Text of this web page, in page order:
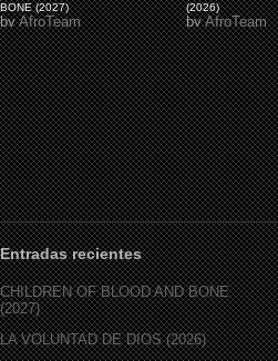
BONE (2027)
byAfroTeam
(2026)
byAfroTeam
Entradas recientes
CHILDREN OF BLOOD AND BONE
(2027)
LA VOLUNTAD DE DIOS (2026)